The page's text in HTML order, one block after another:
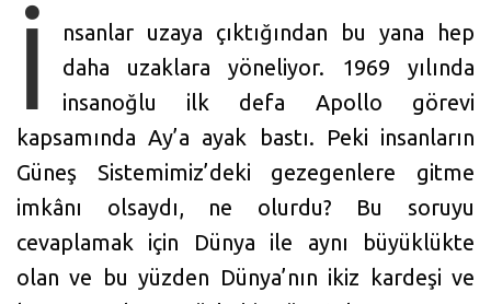
İ
nsanlar uzaya çıktığından bu yana hep
daha uzaklara yöneliyor. 1969 yılında
insanoğlu ilk defa Apollo görevi
kapsamında Ay’a ayak bastı. Peki insanların
Güneş Sistemimiz’deki gezegenlere gitme
imkânı olsaydı, ne olurdu? Bu soruyu
cevaplamak için Dünya ile aynı büyüklükte
olan ve bu yüzden Dünya’nın ikiz kardeşi ve